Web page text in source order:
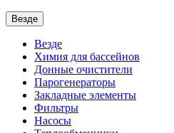
Везде
Везде
Химия для бассейнов
Донные очистители
Парогенераторы
Закладные элементы
Фильтры
Насосы